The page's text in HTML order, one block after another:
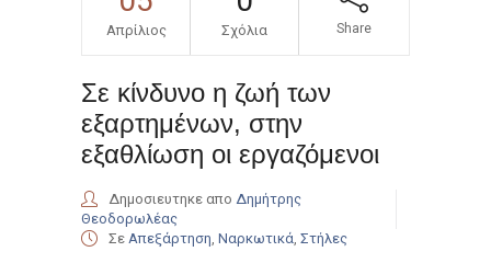
Απρίλιος Σχόλια Share
Σε κίνδυνο η ζωή των
εξαρτημένων, στην
εξαθλίωση οι εργαζόμενοι
Δημοσιευτηκε απο Δημήτρης
Θεοδορωλέας
Σε Απεξάρτηση Ναρκωτικά Στήλες